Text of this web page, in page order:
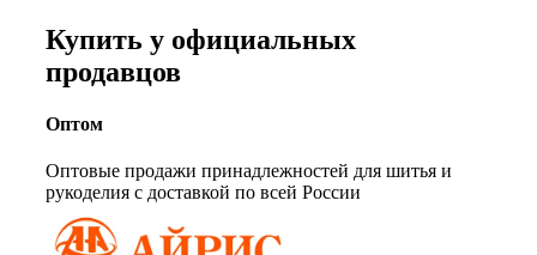
Купить у официальных
продавцов
Оптом
Оптовые продажи принадлежностей для шитья и
рукоделия с доставкой по всей России